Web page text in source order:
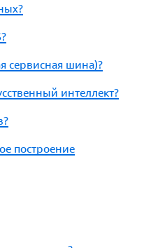
сервисная шина)?
интеллект?
построение